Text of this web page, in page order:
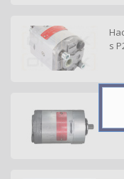
s
чтобы следить за
Спасибо, я уже с